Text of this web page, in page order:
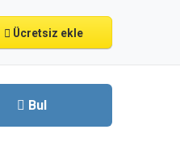
Ücretsiz ekle
Bul